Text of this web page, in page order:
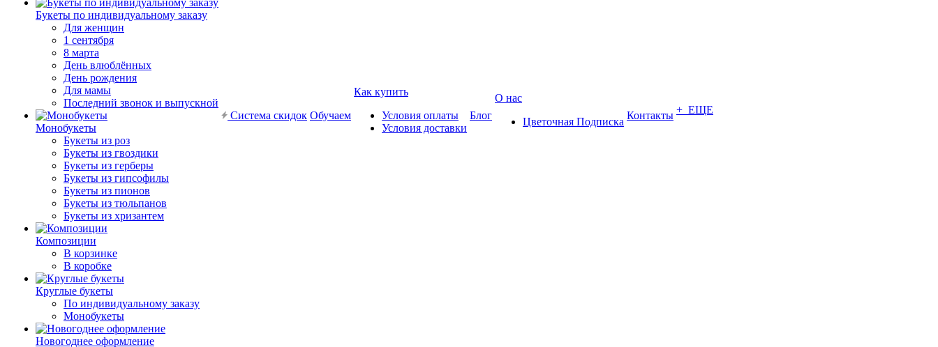
Букеты по индивидуальному заказу
Для женщин
1 сентября
8 марта
День влюблённых
День рождения
Для мамы
Последний звонок и выпускной
Монобукеты
Букеты из роз
Букеты из гвоздики
Букеты из герберы
Букеты из гипсофилы
Букеты из пионов
Букеты из тюльпанов
Букеты из хризантем
Композиции
В корзинке
В коробке
Круглые букеты
По индивидуальному заказу
Монобукеты
Новогоднее оформление
Система скидок Обучаем
Как купить
Условия оплаты
Условия доставки
Блог
О нас
Цветочная Подписка
Контакты + ЕЩЕ